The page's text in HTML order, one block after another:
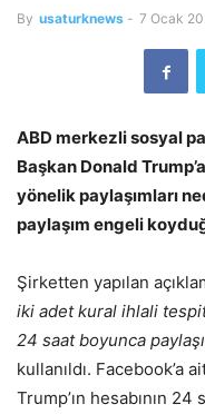
By usaturknews - 7 Ocak
ABD merkezli sosyal
Başkan Donald
yönelik paylaşımları
paylaşım engeli
Şirketten yapılan
iki adet kural ihlali
24 saat boyunca
kullanıldı. Facebook’a
Trump’ın hesabının